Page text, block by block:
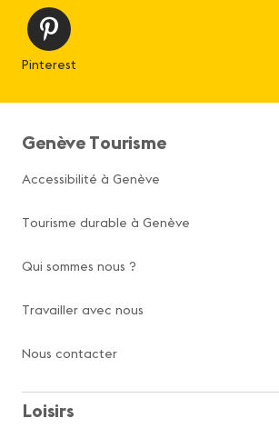
Pinterest
Genève Tourisme
Accessibilité à Genève
Tourisme durable à Genève
Qui sommes nous ?
Travailler avec nous
Nous contacter
Loisirs